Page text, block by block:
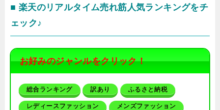
■ 楽天のリアルタイム売れ筋人気ランキングをチ
ェック♪
お好みのジャンルをクリック！
総合ランキング 訳あり ふるさと納税
レディースファッション メンズファッション